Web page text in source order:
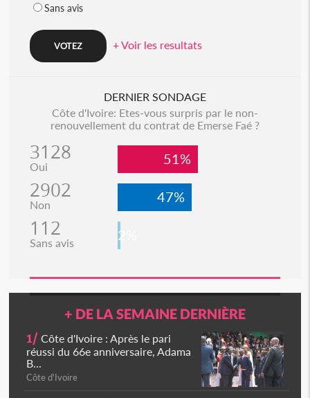
Sans avis
+ Voir les resultats
DERNIER SONDAGE
Côte d'Ivoire: Etes-vous surpris par le non-
renouvellement du contrat de Emerse Faé ?
3128
Oui 51%
2902
Non 47%
112
Sans avis 2%
+ DE LA SEMAINE DERNIÈRE
1/ Côte d'Ivoire : Après le pari
réussi du 66e anniversaire, Adama
B...
Côte d'Ivoire